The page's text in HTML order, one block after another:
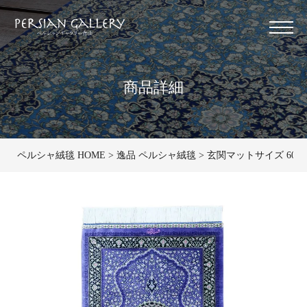
商品詳細
ペルシャ絨毯 HOME 逸品 ペルシャ絨毯 玄関マットサイズ